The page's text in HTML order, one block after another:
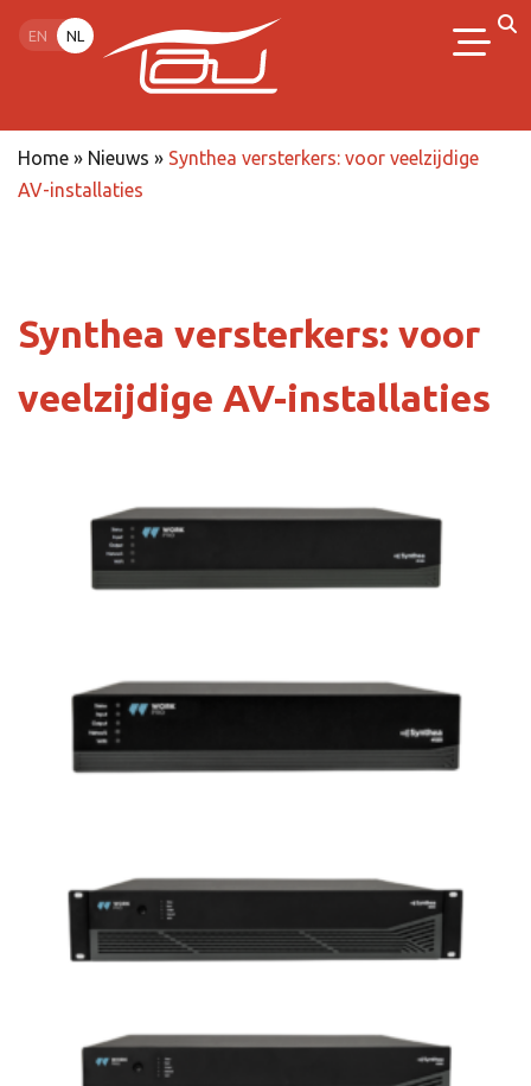
EN NL
Home » Nieuws » Synthea versterkers: voor veelzijdige
AV-installaties
Synthea versterkers: voor
veelzijdige AV-installaties